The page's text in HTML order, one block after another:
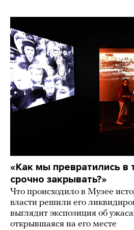
«Как мы превратились в
срочно закрывать?»
Что происходило в Музее
власти решили его
выглядит экспозиция об
открывшаяся на его месте